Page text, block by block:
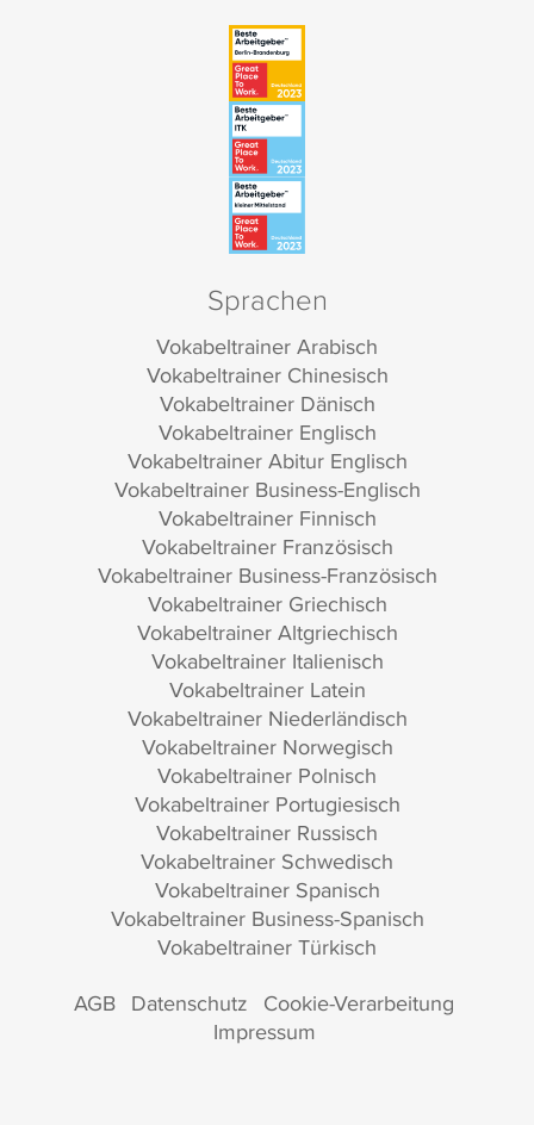
Sprachen
Vokabeltrainer Arabisch
Vokabeltrainer Chinesisch
Vokabeltrainer Dänisch
Vokabeltrainer Englisch
Vokabeltrainer Abitur Englisch
Vokabeltrainer Business-Englisch
Vokabeltrainer Finnisch
Vokabeltrainer Französisch
Vokabeltrainer Business-Französisch
Vokabeltrainer Griechisch
Vokabeltrainer Altgriechisch
Vokabeltrainer Italienisch
Vokabeltrainer Latein
Vokabeltrainer Niederländisch
Vokabeltrainer Norwegisch
Vokabeltrainer Polnisch
Vokabeltrainer Portugiesisch
Vokabeltrainer Russisch
Vokabeltrainer Schwedisch
Vokabeltrainer Spanisch
Vokabeltrainer Business-Spanisch
Vokabeltrainer Türkisch
AGB Datenschutz Cookie-Verarbeitung
Impressum